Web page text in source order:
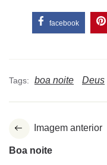
facebook
Tags: boa noite Deus
Imagem anterior
Boa noite